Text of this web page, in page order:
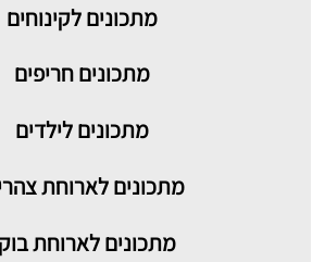
מתכונים לקינוחים
מתכונים חריפים
מתכונים לילדים
מתכונים לארוחת
מתכונים לארוחת